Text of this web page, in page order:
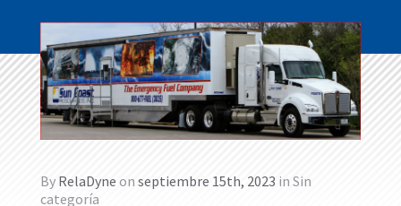
By RelaDyne on septiembre 15th, 2023 in Sin
categoría